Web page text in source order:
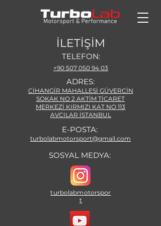
İLETİŞİM
TELEFON:
+90 507 050 94 03
ADRES:
CİHANGİR MAHALLESİ GÜVERCİN
SOKAK NO 2 AKTİM TİCARET
MERKEZİ KIRMIZI KAT NO 113
AVCILAR İSTANBUL
E-POSTA:
turbolabmotorsport@gmail.com
SOSYAL MEDYA:
turbolabmotorspor
t